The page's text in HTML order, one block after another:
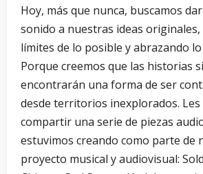
Hoy, más que nunca, buscamos
sonido a nuestras ideas
límites de lo posible y abrazando
Porque creemos que las historias
encontrarán una forma de ser
desde territorios inexplorados.
compartir una serie de piezas
estuvimos creando como parte de
proyecto musical y audiovisual: